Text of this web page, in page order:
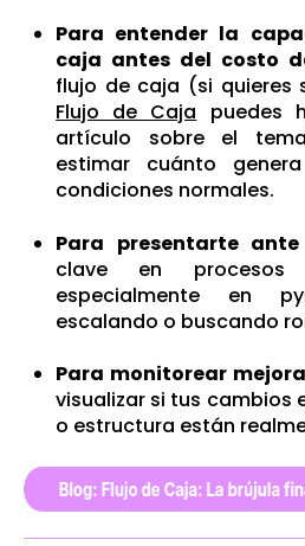
Para entender la
caja antes del costo
flujo de caja (si quieres
Flujo de Caja puedes
artículo sobre el
estimar cuánto
condiciones normales.
Para presentarte ante
clave en procesos
especialmente en
escalando o buscando
Para monitorear
visualizar si tus cambios
o estructura están